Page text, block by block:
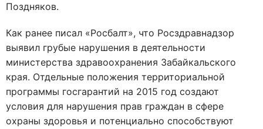
Поздняков.
Как ранее писал «Росбалт», что Росздравнадзор
выявил грубые нарушения в деятельности
министерства здравоохранения Забайкальского
края. Отдельные положения территориальной
программы госгарантий на 2015 год создают
условия для нарушения прав граждан в сфере
охраны здоровья и потенциально способствуют